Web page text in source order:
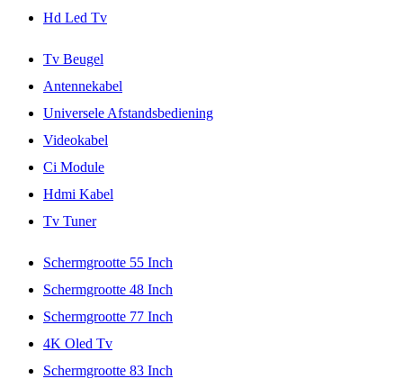
Hd Led Tv
Tv Beugel
Antennekabel
Universele Afstandsbediening
Videokabel
Ci Module
Hdmi Kabel
Tv Tuner
Schermgrootte 55 Inch
Schermgrootte 48 Inch
Schermgrootte 77 Inch
4K Oled Tv
Schermgrootte 83 Inch